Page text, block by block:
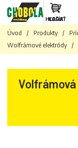
KOŠÍK
HĽADAŤ
Úvod / Produkty /
Wolfrámové elektródy
/